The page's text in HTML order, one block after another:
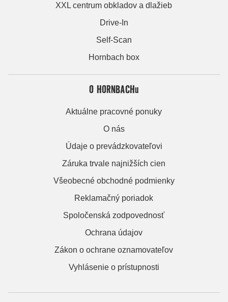
XXL centrum obkladov a dlažieb
Drive-In
Self-Scan
Hornbach box
O HORNBACHu
Aktuálne pracovné ponuky
O nás
Údaje o prevádzkovateľovi
Záruka trvale najnižších cien
Všeobecné obchodné podmienky
Reklamačný poriadok
Spoločenská zodpovednosť
Ochrana údajov
Zákon o ochrane oznamovateľov
Vyhlásenie o prístupnosti